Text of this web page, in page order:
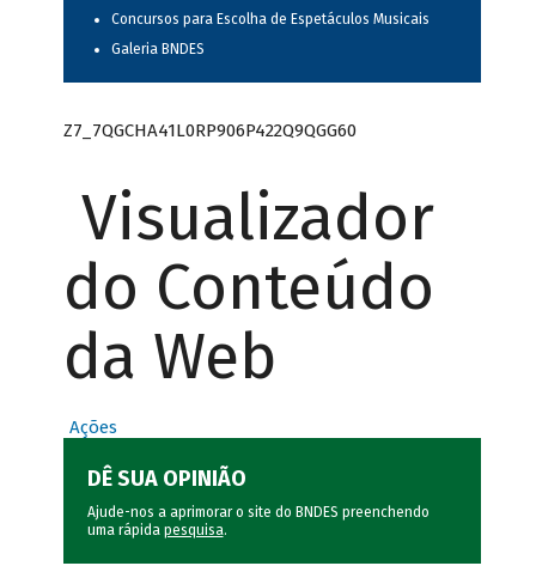
Concursos para Escolha de Espetáculos Musicais
Galeria BNDES
Z7_7QGCHA41L0RP906P422Q9QGG60
Visualizador
do Conteúdo
da Web
Ações
DÊ SUA OPINIÃO
Ajude-nos a aprimorar o site do BNDES preenchendo
uma rápida pesquisa.